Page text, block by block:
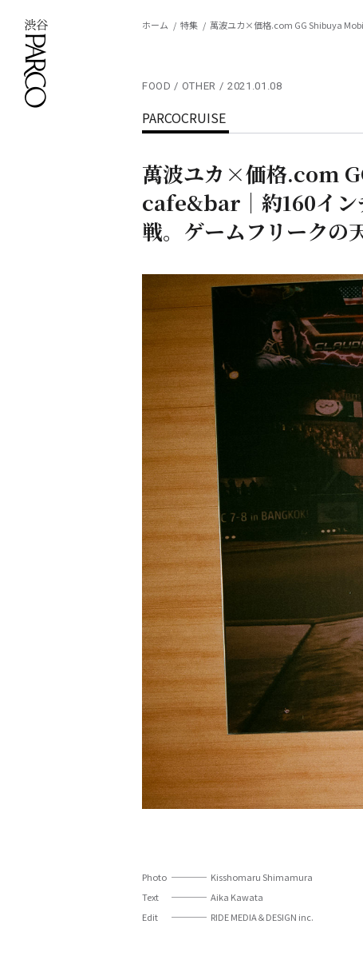
ホーム 特集 萬波ユカ×価格.com GG Shibuya
FOOD / OTHER 2021.01.08
PARCOCRUISE
萬波ユカ×価格.com
cafe&bar｜約160イン
戦。ゲームフリークの
Photo
Kisshomaru Shimamura
Text
Aika Kawata
Edit
RIDE MEDIA＆DESIGN inc.